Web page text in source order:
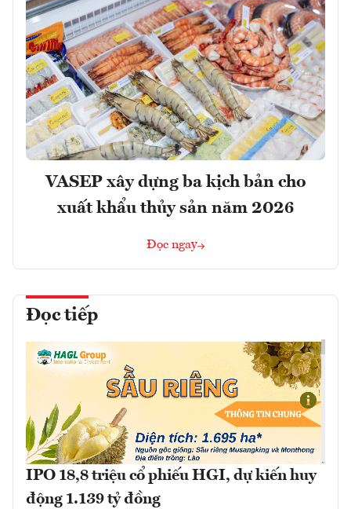
VASEP xây dựng ba kịch bản cho
xuất khẩu thủy sản năm 2026
Đọc ngay
Đọc tiếp
IPO 18,8 triệu cổ phiếu HGI, dự kiến huy
động 1.139 tỷ đồng